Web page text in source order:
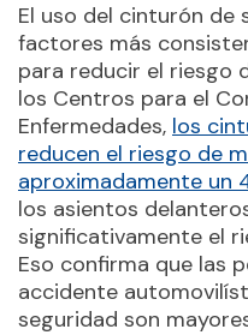
El uso del cinturón de
factores más
para reducir el riesgo
los Centros para el
Enfermedades, los
reducen el riesgo de
aproximadamente un
los asientos
significativamente el
Eso confirma que las
accidente
seguridad son